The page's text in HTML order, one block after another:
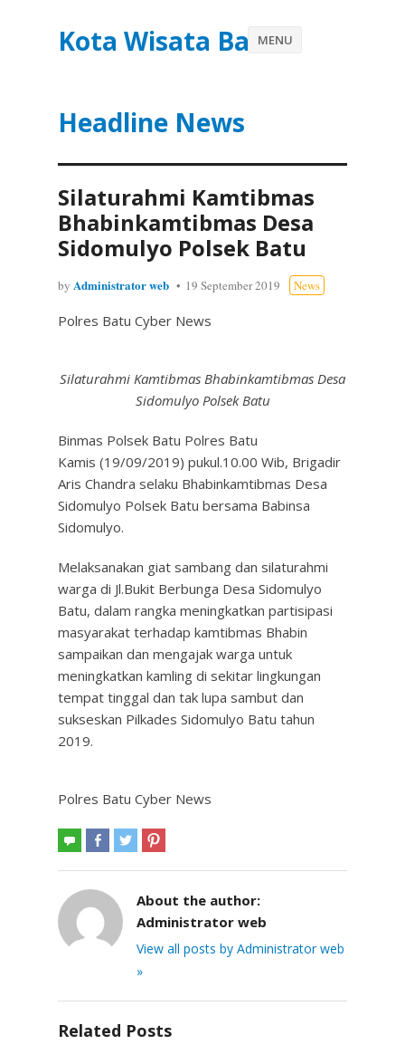
Kota Wisata Batu
Headline News
MENU
Silaturahmi Kamtibmas
Bhabinkamtibmas Desa
Sidomulyo Polsek Batu
by Administrator web 19 September 2019 News
Polres Batu Cyber News
Silaturahmi Kamtibmas Bhabinkamtibmas Desa
Sidomulyo Polsek Batu
Binmas Polsek Batu Polres Batu
Kamis (19/09/2019) pukul.10.00 Wib, Brigadir
Aris Chandra selaku Bhabinkamtibmas Desa
Sidomulyo Polsek Batu bersama Babinsa
Sidomulyo.
Melaksanakan giat sambang dan silaturahmi
warga di Jl.Bukit Berbunga Desa Sidomulyo
Batu, dalam rangka meningkatkan partisipasi
masyarakat terhadap kamtibmas Bhabin
sampaikan dan mengajak warga untuk
meningkatkan kamling di sekitar lingkungan
tempat tinggal dan tak lupa sambut dan
sukseskan Pilkades Sidomulyo Batu tahun
2019.
Polres Batu Cyber News
About the author:
Administrator web
View all posts by Administrator web
»
Related Posts